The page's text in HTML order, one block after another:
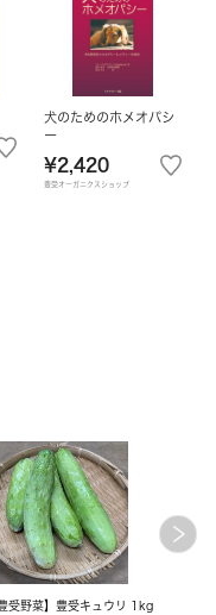
犬のためのホメオパシ
ー
¥2,420
豊受オーガニクスショップ
受野菜】豊受キュウリ 1kg